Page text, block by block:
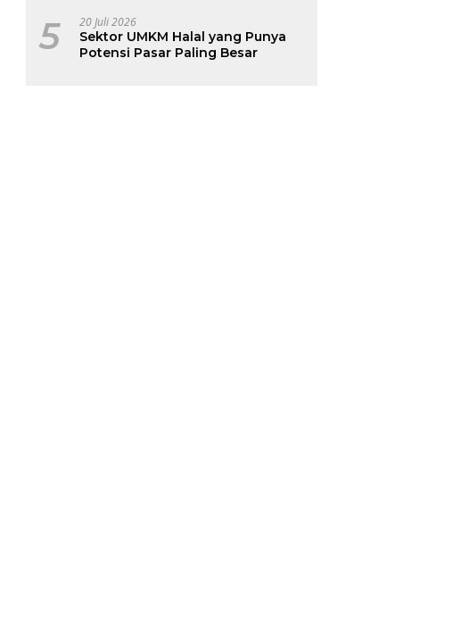
5 20 Juli 2026
Sektor UMKM Halal yang Punya
Potensi Pasar Paling Besar